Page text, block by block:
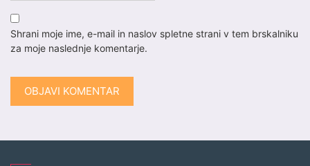
Shrani moje ime, e-mail in naslov spletne strani v tem brskalniku
za moje naslednje komentarje.